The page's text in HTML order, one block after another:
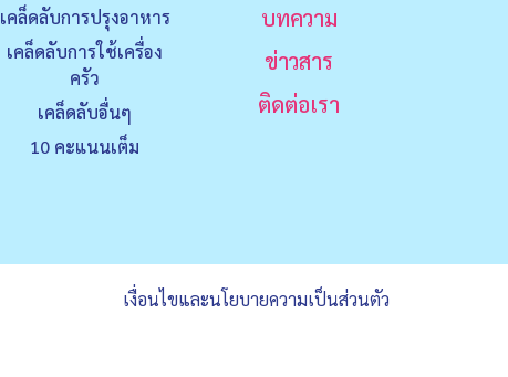
เคล็ดลับการปรุงอาหาร
เคล็ดลับการใช้เครื่อง
ครัว
เคล็ดลับอื่นๆ
10 คะแนนเต็ม
บทความ
ข่าวสาร
ติดต่อเรา
เงื่อนไขและนโยบายความเป็นส่วนตัว